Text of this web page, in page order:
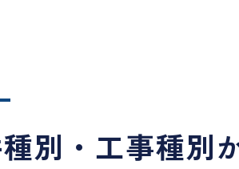
別・工事種別